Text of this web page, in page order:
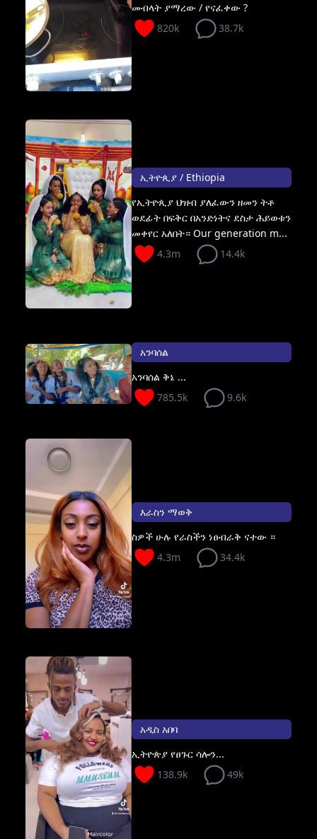
መብላት ያማረው / የናፈቀው ?
820k
38.7k
ኢትዮጲያ / Ethiopia
የኢትዮጲያ ህዝብ ያለፈውን ዘመን ትቶ
ወደፊት በፍቅር በአንድነትና ደስታ ሕይወቱን
መቀየር አለበት። Our generation m...
4.3m
14.4k
አንባሰል
አንባሰል ቅኔ ...
785.5k
9.6k
እራስን ማወቅ
ስዎች ሁሉ የራስችን ነፀብራቅ ናተው ።
4.3m
34.4k
አዲስ አበባ
ኢትዮጵያ የፀጉር ሳሎን...
138.9k
49k